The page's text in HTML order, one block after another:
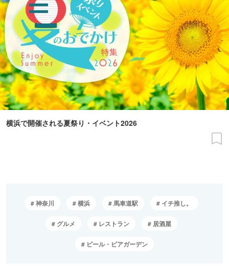
横浜で開催される夏祭り・イベント2026
神奈川 横浜 馬車道駅 イチ推し。
グルメ レストラン 居酒屋
ビール・ビアガーデン